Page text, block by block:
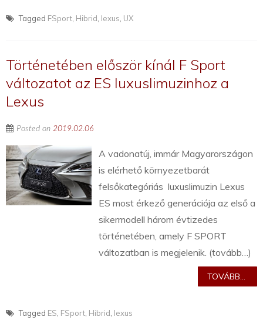
Tagged FSport Hibrid lexus UX
Történetében először kínál F Sport
változatot az ES luxuslimuzinhoz a
Lexus
Posted on 2019.02.06
A vadonatúj, immár Magyarországon
is elérhető környezetbarát
felsőkategóriás luxuslimuzin Lexus
ES most érkező generációja az első a
sikermodell három évtizedes
történetében, amely F SPORT
változatban is megjelenik. (tovább…)
TOVÁBB...
Tagged ES FSport Hibrid lexus